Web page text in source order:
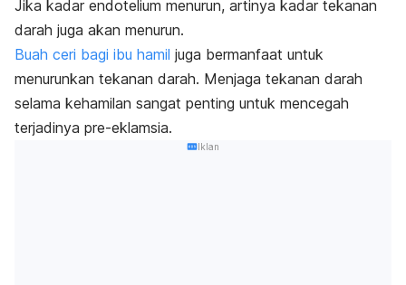
Jika kadar endotelium menurun, artinya kadar tekanan
darah juga akan menurun.
Buah ceri bagi ibu hamil juga bermanfaat untuk
menurunkan tekanan darah. Menjaga tekanan darah
selama kehamilan sangat penting untuk mencegah
terjadinya pre-eklamsia.
Iklan